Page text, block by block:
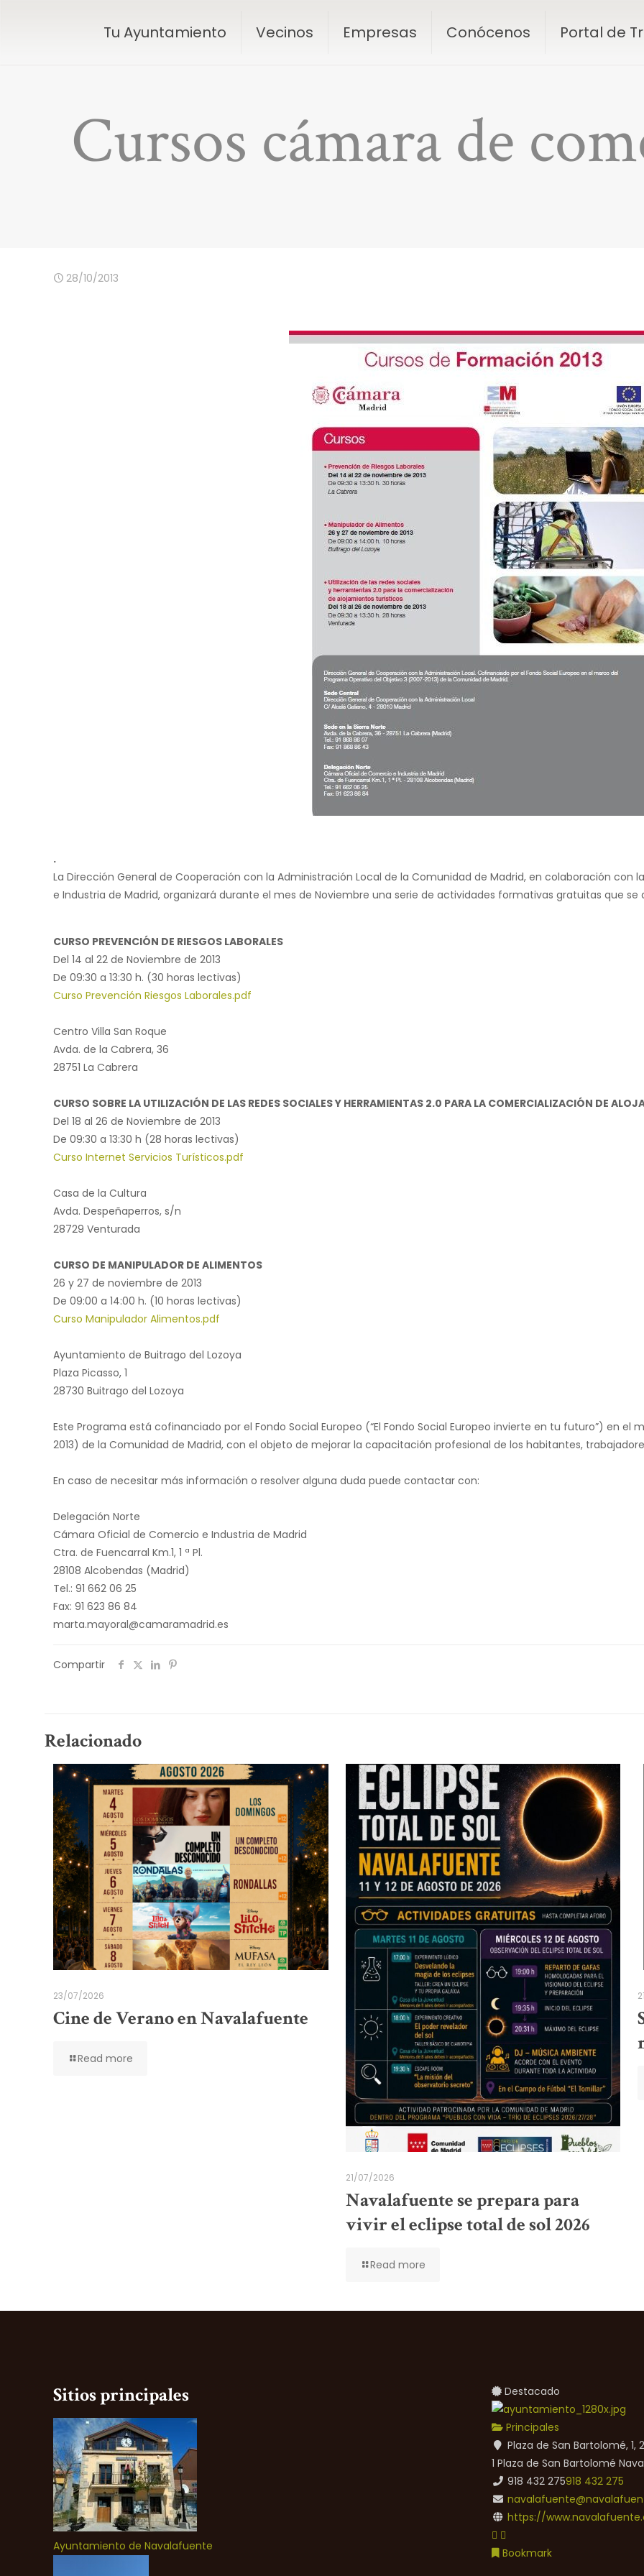
Tu Ayuntamiento Vecinos Empresas Conócenos Portal de
Cursos cámara de
28/10/2013
.
La Dirección General de Cooperación con la Administración Local de la Comunidad de Madrid, en colaboración con
e Industria de Madrid, organizará durante el mes de Noviembre una serie de actividades formativas gratuitas que
CURSO PREVENCIÓN DE RIESGOS LABORALES
Del 14 al 22 de Noviembre de 2013
De 09:30 a 13:30 h. (30 horas lectivas)
Curso Prevención Riesgos Laborales.pdf
Centro Villa San Roque
Avda. de la Cabrera, 36
28751 La Cabrera
CURSO SOBRE LA UTILIZACIÓN DE LAS REDES SOCIALES Y HERRAMIENTAS 2.0 PARA LA COMERCIALIZACIÓN DE
Del 18 al 26 de Noviembre de 2013
De 09:30 a 13:30 h (28 horas lectivas)
Curso Internet Servicios Turísticos.pdf
Casa de la Cultura
Avda. Despeñaperros, s/n
28729 Venturada
CURSO DE MANIPULADOR DE ALIMENTOS
26 y 27 de noviembre de 2013
De 09:00 a 14:00 h. (10 horas lectivas)
Curso Manipulador Alimentos.pdf
Ayuntamiento de Buitrago del Lozoya
Plaza Picasso, 1
28730 Buitrago del Lozoya
Este Programa está cofinanciado por el Fondo Social Europeo (“El Fondo Social Europeo invierte en tu futuro”) en
2013) de la Comunidad de Madrid, con el objeto de mejorar la capacitación profesional de los habitantes,
En caso de necesitar más información o resolver alguna duda puede contactar con:
Delegación Norte
Cámara Oficial de Comercio e Industria de Madrid
Ctra. de Fuencarral Km.1, 1 ª Pl.
28108 Alcobendas (Madrid)
Tel.: 91 662 06 25
Fax: 91 623 86 84
marta.mayoral@camaramadrid.es
Compartir
Relacionado
23/07/2026
Cine de Verano en Navalafuente
Read more
21/07/2026
Navalafuente se prepara para
vivir el eclipse total de sol 2026
Read more
Sitios principales
Ayuntamiento de Navalafuente
Destacado
Principales
Plaza de San Bartolomé,
1 Plaza de San Bartolomé
918 432 275918 432 275
https://
Bookmark